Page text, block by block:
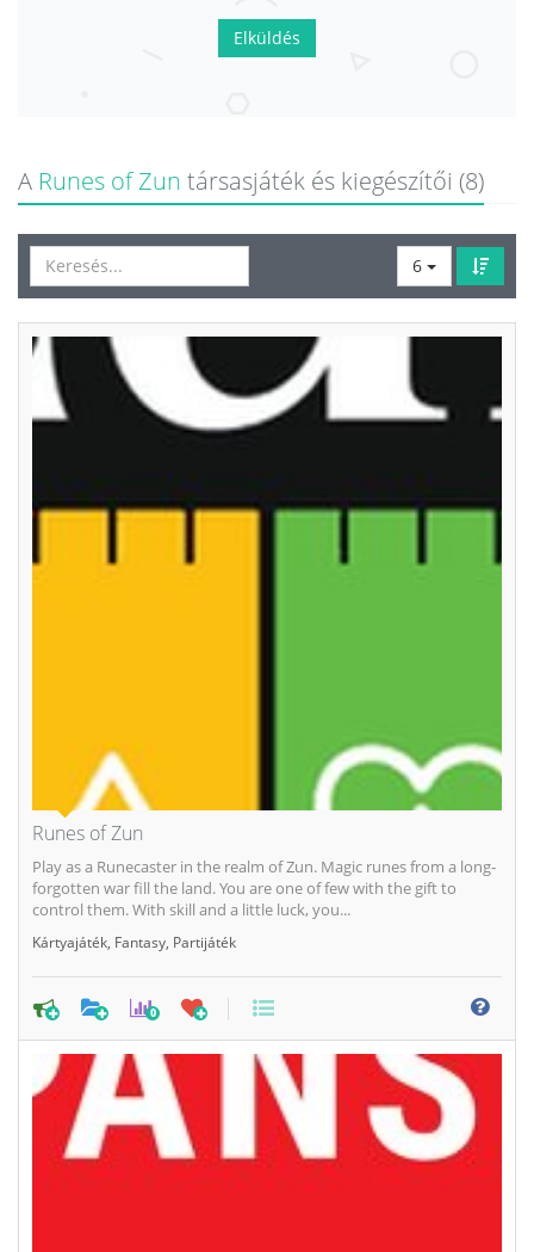
Elküldés
A Runes of Zun társasjáték és kiegészítői (8)
6
Runes of Zun
Play as a Runecaster in the realm of Zun. Magic runes from a long-
forgotten war fill the land. You are one of few with the gift to
control them. With skill and a little luck, you...
Kártyajáték Fantasy Partijáték
0